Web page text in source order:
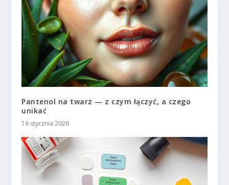
Pantenol na twarz — z czym łączyć, a czego
unikać
16 stycznia 2026